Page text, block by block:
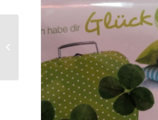
Doppelkarte „Drei
gute Wünsche“